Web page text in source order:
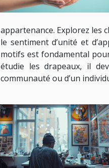
appartenance. Explorez les
le sentiment d’unité et
motifs est fondamental
étudie les drapeaux, il
communauté ou d’un